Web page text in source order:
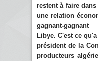
restent à faire
une relation
gagnant-
Libye. C'est ce
président de la
producteurs